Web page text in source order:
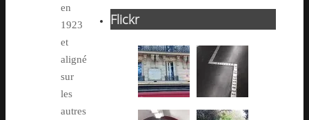
en
1923
et
aligné
sur
les
autres
Flickr